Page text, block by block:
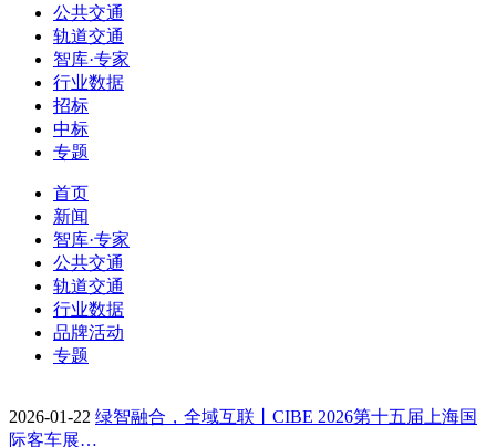
公共交通
轨道交通
智库·专家
行业数据
招标
中标
专题
首页
新闻
智库·专家
公共交通
轨道交通
行业数据
品牌活动
专题
2026-01-22 绿智融合，全域互联丨CIBE 2026第十五届上海国
际客车展…